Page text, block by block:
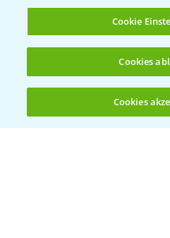
Standortreport Einbeck
Expose, der
07.08.2024
Cookie
Cookies
Cookies